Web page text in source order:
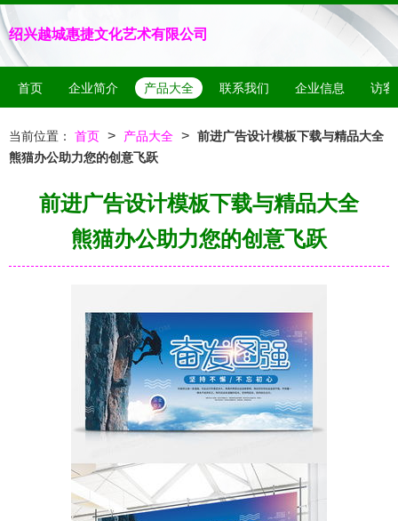
绍兴越城惠捷文化艺术有限公司
首页 企业简介 产品大全 联系我们 企业信息 访客
当前位置： 首页 > 产品大全 > 前进广告设计模板下载与精品大全
熊猫办公助力您的创意飞跃
前进广告设计模板下载与精品大全
熊猫办公助力您的创意飞跃